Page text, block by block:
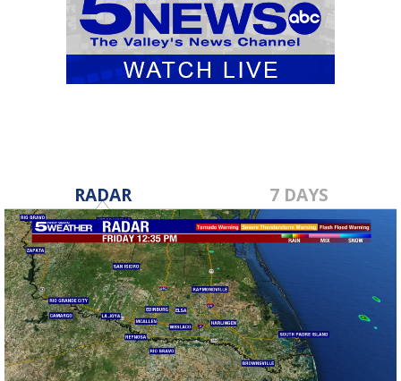
RADAR 7 DAYS